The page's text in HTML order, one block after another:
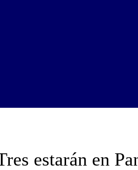
estarán en